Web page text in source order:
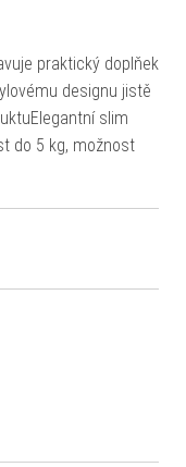
praktický doplňek
designu jistě
slim
do 5 kg, možnost